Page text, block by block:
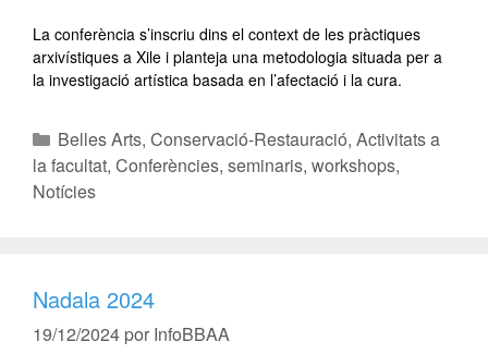
La conferència s’inscriu dins el context de les pràctiques
arxivístiques a Xile i planteja una metodologia situada per a
la investigació artística basada en l’afectació i la cura.
Belles Arts, Conservació-Restauració, Activitats a
la facultat, Conferències, seminaris, workshops,
Notícies
Nadala 2024
19/12/2024 por InfoBBAA